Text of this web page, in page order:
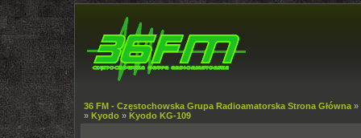
36 FM - Częstochowska Grupa Radioamatorska Strona Główna »
» Kyodo » Kyodo KG-109